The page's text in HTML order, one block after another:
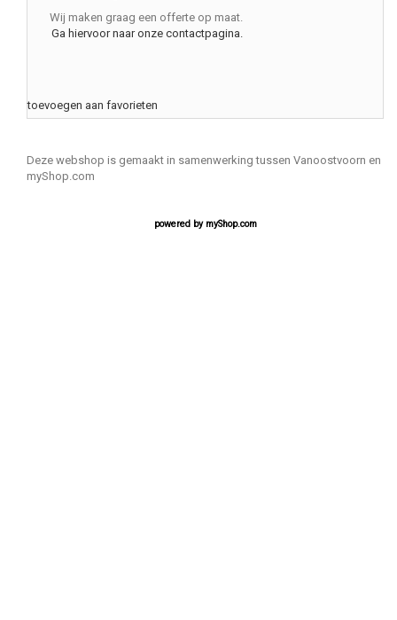
Wij maken graag een offerte op maat.
Ga hiervoor naar onze contactpagina.
toevoegen aan favorieten
Deze webshop is gemaakt in samenwerking tussen Vanoostvoorn en
myShop.com
powered by myShop.com